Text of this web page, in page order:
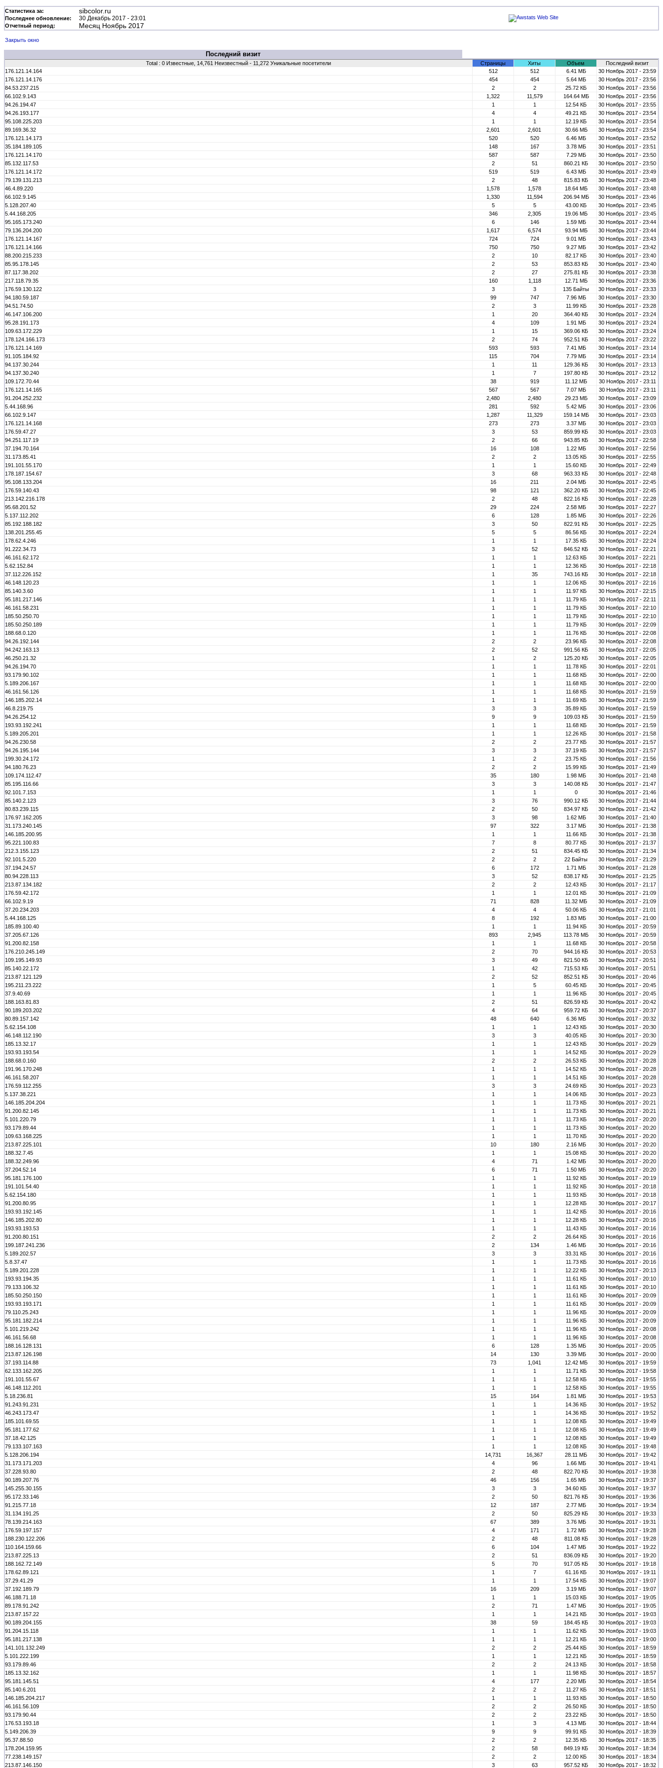
Статистика за: sibcolor.ru
Последнее обновление: 30 Декабрь 2017 - 23:01
Отчетный период: Месяц Ноябрь 2017
Закрыть окно
Последний визит
Total : 0 Известные, 14,761 Неизвестный - 11,272 Уникальные посетители Страницы Хиты Объем
Последний визит
176.121.14.164
512 512 6.41 МБ
30 Ноябрь 2017 - 23:59
176.121.14.176
454 454 5.64 МБ
30 Ноябрь 2017 - 23:56
84.53.237.215
2 2 25.72 КБ
30 Ноябрь 2017 - 23:56
66.102.9.143
1,322 11,579 164.64 МБ
30 Ноябрь 2017 - 23:56
94.26.194.47
1 1 12.54 КБ
30 Ноябрь 2017 - 23:55
94.26.193.177
4 4 49.21 КБ
30 Ноябрь 2017 - 23:54
95.108.225.203
1 1 12.19 КБ
30 Ноябрь 2017 - 23:54
89.169.36.32
2,601 2,601 30.66 МБ
30 Ноябрь 2017 - 23:54
176.121.14.173
520 520 6.46 МБ
30 Ноябрь 2017 - 23:52
35.184.189.105
148 167 3.78 МБ
30 Ноябрь 2017 - 23:51
176.121.14.170
587 587 7.29 МБ
30 Ноябрь 2017 - 23:50
85.132.117.53
2 51 860.21 КБ
30 Ноябрь 2017 - 23:50
176.121.14.172
519 519 6.43 МБ
30 Ноябрь 2017 - 23:49
79.139.131.213
2 48 815.83 КБ
30 Ноябрь 2017 - 23:48
46.4.89.220
1,578 1,578 18.64 МБ
30 Ноябрь 2017 - 23:48
66.102.9.145
1,330 11,594 206.94 МБ
30 Ноябрь 2017 - 23:46
5.128.207.40
5 5 43.00 КБ
30 Ноябрь 2017 - 23:45
5.44.168.205
346 2,305 19.06 МБ
30 Ноябрь 2017 - 23:45
95.165.173.240
6 146 1.59 МБ
30 Ноябрь 2017 - 23:44
79.136.204.200
1,617 6,574 93.94 МБ
30 Ноябрь 2017 - 23:44
176.121.14.167
724 724 9.01 МБ
30 Ноябрь 2017 - 23:43
176.121.14.166
750 750 9.27 МБ
30 Ноябрь 2017 - 23:42
88.200.215.233
2 10 82.17 КБ
30 Ноябрь 2017 - 23:40
85.95.178.145
2 53 853.83 КБ
30 Ноябрь 2017 - 23:40
87.117.38.202
2 27 275.81 КБ
30 Ноябрь 2017 - 23:38
217.118.79.35
160 1,118 12.71 МБ
30 Ноябрь 2017 - 23:36
176.59.130.122
3 3 135 Байты
30 Ноябрь 2017 - 23:33
94.180.59.187
99 747 7.96 МБ
30 Ноябрь 2017 - 23:30
94.51.74.50
2 3 11.99 КБ
30 Ноябрь 2017 - 23:28
46.147.106.200
1 20 364.40 КБ
30 Ноябрь 2017 - 23:24
95.28.191.173
4 109 1.91 МБ
30 Ноябрь 2017 - 23:24
109.63.172.229
1 15 369.06 КБ
30 Ноябрь 2017 - 23:24
178.124.166.173
2 74 952.51 КБ
30 Ноябрь 2017 - 23:22
176.121.14.169
593 593 7.41 МБ
30 Ноябрь 2017 - 23:14
91.105.184.92
115 704 7.79 МБ
30 Ноябрь 2017 - 23:14
94.137.30.244
1 11 129.36 КБ
30 Ноябрь 2017 - 23:13
94.137.30.240
1 7 197.80 КБ
30 Ноябрь 2017 - 23:12
109.172.70.44
38 919 11.12 МБ
30 Ноябрь 2017 - 23:11
176.121.14.165
567 567 7.07 МБ
30 Ноябрь 2017 - 23:11
91.204.252.232
2,480 2,480 29.23 МБ
30 Ноябрь 2017 - 23:09
5.44.168.96
281 592 5.42 МБ
30 Ноябрь 2017 - 23:06
66.102.9.147
1,287 11,329 159.14 МБ
30 Ноябрь 2017 - 23:03
176.121.14.168
273 273 3.37 МБ
30 Ноябрь 2017 - 23:03
176.59.47.27
3 53 859.99 КБ
30 Ноябрь 2017 - 23:03
94.251.117.19
2 66 943.85 КБ
30 Ноябрь 2017 - 22:58
37.194.70.164
16 108 1.22 МБ
30 Ноябрь 2017 - 22:56
31.173.85.41
2 2 13.05 КБ
30 Ноябрь 2017 - 22:55
191.101.55.170
1 1 15.60 КБ
30 Ноябрь 2017 - 22:49
178.187.154.67
3 68 963.33 КБ
30 Ноябрь 2017 - 22:48
95.108.133.204
16 211 2.04 МБ
30 Ноябрь 2017 - 22:45
176.59.140.43
98 121 362.20 КБ
30 Ноябрь 2017 - 22:45
213.142.216.178
2 48 822.16 КБ
30 Ноябрь 2017 - 22:28
95.68.201.52
29 224 2.58 МБ
30 Ноябрь 2017 - 22:27
5.137.112.202
6 128 1.85 МБ
30 Ноябрь 2017 - 22:26
85.192.188.182
3 50 822.91 КБ
30 Ноябрь 2017 - 22:25
138.201.255.45
5 5 86.56 КБ
30 Ноябрь 2017 - 22:24
178.62.4.246
1 1 17.35 КБ
30 Ноябрь 2017 - 22:24
91.222.34.73
3 52 846.52 КБ
30 Ноябрь 2017 - 22:21
46.161.62.172
1 1 12.63 КБ
30 Ноябрь 2017 - 22:21
5.62.152.84
1 1 12.36 КБ
30 Ноябрь 2017 - 22:18
37.112.226.152
1 35 743.16 КБ
30 Ноябрь 2017 - 22:18
46.148.120.23
1 1 12.06 КБ
30 Ноябрь 2017 - 22:16
85.140.3.60
1 1 11.97 КБ
30 Ноябрь 2017 - 22:15
95.181.217.146
1 1 11.79 КБ
30 Ноябрь 2017 - 22:11
46.161.58.231
1 1 11.79 КБ
30 Ноябрь 2017 - 22:10
185.50.250.70
1 1 11.79 КБ
30 Ноябрь 2017 - 22:10
185.50.250.189
1 1 11.79 КБ
30 Ноябрь 2017 - 22:09
188.68.0.120
1 1 11.76 КБ
30 Ноябрь 2017 - 22:08
94.26.192.144
2 2 23.96 КБ
30 Ноябрь 2017 - 22:08
94.242.163.13
2 52 991.56 КБ
30 Ноябрь 2017 - 22:05
46.250.21.32
1 2 125.20 КБ
30 Ноябрь 2017 - 22:05
94.26.194.70
1 1 11.78 КБ
30 Ноябрь 2017 - 22:01
93.179.90.102
1 1 11.68 КБ
30 Ноябрь 2017 - 22:00
5.189.206.167
1 1 11.68 КБ
30 Ноябрь 2017 - 22:00
46.161.56.126
1 1 11.68 КБ
30 Ноябрь 2017 - 21:59
146.185.202.14
1 1 11.69 КБ
30 Ноябрь 2017 - 21:59
46.8.219.75
3 3 35.89 КБ
30 Ноябрь 2017 - 21:59
94.26.254.12
9 9 109.03 КБ
30 Ноябрь 2017 - 21:59
193.93.192.241
1 1 11.68 КБ
30 Ноябрь 2017 - 21:59
5.189.205.201
1 1 12.26 КБ
30 Ноябрь 2017 - 21:58
94.26.230.58
2 2 23.77 КБ
30 Ноябрь 2017 - 21:57
94.26.195.144
3 3 37.19 КБ
30 Ноябрь 2017 - 21:57
199.30.24.172
1 2 23.75 КБ
30 Ноябрь 2017 - 21:56
94.180.76.23
2 2 15.99 КБ
30 Ноябрь 2017 - 21:49
109.174.112.47
35 180 1.98 МБ
30 Ноябрь 2017 - 21:48
85.195.116.66
3 3 140.08 КБ
30 Ноябрь 2017 - 21:47
92.101.7.153
1 1 0
30 Ноябрь 2017 - 21:46
85.140.2.123
3 76 990.12 КБ
30 Ноябрь 2017 - 21:44
80.83.239.115
2 50 834.97 КБ
30 Ноябрь 2017 - 21:42
176.97.162.205
3 98 1.62 МБ
30 Ноябрь 2017 - 21:40
31.173.240.145
97 322 3.17 МБ
30 Ноябрь 2017 - 21:38
146.185.200.95
1 1 11.66 КБ
30 Ноябрь 2017 - 21:38
95.221.100.83
7 8 80.77 КБ
30 Ноябрь 2017 - 21:37
212.3.155.123
2 51 834.45 КБ
30 Ноябрь 2017 - 21:34
92.101.5.220
2 2 22 Байты
30 Ноябрь 2017 - 21:29
37.194.24.57
6 172 1.71 МБ
30 Ноябрь 2017 - 21:28
80.94.228.113
3 52 838.17 КБ
30 Ноябрь 2017 - 21:25
213.87.134.182
2 2 12.43 КБ
30 Ноябрь 2017 - 21:17
176.59.42.172
1 1 12.01 КБ
30 Ноябрь 2017 - 21:09
66.102.9.19
71 828 11.32 МБ
30 Ноябрь 2017 - 21:09
37.20.234.203
4 4 50.06 КБ
30 Ноябрь 2017 - 21:01
5.44.168.125
8 192 1.83 МБ
30 Ноябрь 2017 - 21:00
185.89.100.40
1 1 11.94 КБ
30 Ноябрь 2017 - 20:59
37.205.67.126
893 2,945 113.78 МБ
30 Ноябрь 2017 - 20:59
91.200.82.158
1 1 11.68 КБ
30 Ноябрь 2017 - 20:58
176.210.245.149
2 70 944.16 КБ
30 Ноябрь 2017 - 20:53
109.195.149.93
3 49 821.50 КБ
30 Ноябрь 2017 - 20:51
85.140.22.172
1 42 715.53 КБ
30 Ноябрь 2017 - 20:51
213.87.121.129
2 52 852.51 КБ
30 Ноябрь 2017 - 20:46
195.211.23.222
1 5 60.45 КБ
30 Ноябрь 2017 - 20:45
37.9.40.69
1 1 11.96 КБ
30 Ноябрь 2017 - 20:45
188.163.81.83
2 51 826.59 КБ
30 Ноябрь 2017 - 20:42
90.189.203.202
4 64 959.72 КБ
30 Ноябрь 2017 - 20:37
80.89.157.142
48 640 6.36 МБ
30 Ноябрь 2017 - 20:32
5.62.154.108
1 1 12.43 КБ
30 Ноябрь 2017 - 20:30
46.148.112.190
3 3 40.05 КБ
30 Ноябрь 2017 - 20:30
185.13.32.17
1 1 12.43 КБ
30 Ноябрь 2017 - 20:29
193.93.193.54
1 1 14.52 КБ
30 Ноябрь 2017 - 20:29
188.68.0.160
2 2 26.53 КБ
30 Ноябрь 2017 - 20:28
191.96.170.248
1 1 14.52 КБ
30 Ноябрь 2017 - 20:28
46.161.58.207
1 1 14.51 КБ
30 Ноябрь 2017 - 20:28
176.59.112.255
3 3 24.69 КБ
30 Ноябрь 2017 - 20:23
5.137.38.221
1 1 14.06 КБ
30 Ноябрь 2017 - 20:23
146.185.204.204
1 1 11.73 КБ
30 Ноябрь 2017 - 20:21
91.200.82.145
1 1 11.73 КБ
30 Ноябрь 2017 - 20:21
5.101.220.79
1 1 11.73 КБ
30 Ноябрь 2017 - 20:20
93.179.89.44
1 1 11.73 КБ
30 Ноябрь 2017 - 20:20
109.63.168.225
1 1 11.70 КБ
30 Ноябрь 2017 - 20:20
213.87.225.101
10 180 2.16 МБ
30 Ноябрь 2017 - 20:20
188.32.7.45
1 1 15.08 КБ
30 Ноябрь 2017 - 20:20
188.32.249.96
4 71 1.42 МБ
30 Ноябрь 2017 - 20:20
37.204.52.14
6 71 1.50 МБ
30 Ноябрь 2017 - 20:20
95.181.176.100
1 1 11.92 КБ
30 Ноябрь 2017 - 20:19
191.101.54.40
1 1 11.92 КБ
30 Ноябрь 2017 - 20:18
5.62.154.180
1 1 11.93 КБ
30 Ноябрь 2017 - 20:18
91.200.80.95
1 1 12.28 КБ
30 Ноябрь 2017 - 20:17
193.93.192.145
1 1 11.42 КБ
30 Ноябрь 2017 - 20:16
146.185.202.80
1 1 12.28 КБ
30 Ноябрь 2017 - 20:16
193.93.193.53
1 1 11.43 КБ
30 Ноябрь 2017 - 20:16
91.200.80.151
2 2 26.64 КБ
30 Ноябрь 2017 - 20:16
199.187.241.236
2 134 1.46 МБ
30 Ноябрь 2017 - 20:16
5.189.202.57
3 3 33.31 КБ
30 Ноябрь 2017 - 20:16
5.8.37.47
1 1 11.73 КБ
30 Ноябрь 2017 - 20:16
5.189.201.228
1 1 12.22 КБ
30 Ноябрь 2017 - 20:13
193.93.194.35
1 1 11.61 КБ
30 Ноябрь 2017 - 20:10
79.133.106.32
1 1 11.61 КБ
30 Ноябрь 2017 - 20:10
185.50.250.150
1 1 11.61 КБ
30 Ноябрь 2017 - 20:09
193.93.193.171
1 1 11.61 КБ
30 Ноябрь 2017 - 20:09
79.110.25.243
1 1 11.96 КБ
30 Ноябрь 2017 - 20:09
95.181.182.214
1 1 11.96 КБ
30 Ноябрь 2017 - 20:09
5.101.219.242
1 1 11.96 КБ
30 Ноябрь 2017 - 20:08
46.161.56.68
1 1 11.96 КБ
30 Ноябрь 2017 - 20:08
188.16.128.131
6 128 1.35 МБ
30 Ноябрь 2017 - 20:05
213.87.126.198
14 130 3.39 МБ
30 Ноябрь 2017 - 20:00
37.193.114.88
73 1,041 12.42 МБ
30 Ноябрь 2017 - 19:59
62.133.162.205
1 1 11.71 КБ
30 Ноябрь 2017 - 19:58
191.101.55.67
1 1 12.58 КБ
30 Ноябрь 2017 - 19:55
46.148.112.201
1 1 12.58 КБ
30 Ноябрь 2017 - 19:55
5.18.236.81
15 164 1.81 МБ
30 Ноябрь 2017 - 19:53
91.243.91.231
1 1 14.36 КБ
30 Ноябрь 2017 - 19:52
46.243.173.47
1 1 14.36 КБ
30 Ноябрь 2017 - 19:52
185.101.69.55
1 1 12.08 КБ
30 Ноябрь 2017 - 19:49
95.181.177.62
1 1 12.08 КБ
30 Ноябрь 2017 - 19:49
37.18.42.125
1 1 12.08 КБ
30 Ноябрь 2017 - 19:49
79.133.107.163
1 1 12.08 КБ
30 Ноябрь 2017 - 19:48
5.128.206.194
14,731 16,367 28.11 МБ
30 Ноябрь 2017 - 19:42
31.173.171.203
4 96 1.66 МБ
30 Ноябрь 2017 - 19:41
37.228.93.80
2 48 822.70 КБ
30 Ноябрь 2017 - 19:38
90.189.207.76
46 156 1.65 МБ
30 Ноябрь 2017 - 19:37
145.255.30.155
3 3 34.60 КБ
30 Ноябрь 2017 - 19:37
95.172.33.146
2 50 821.76 КБ
30 Ноябрь 2017 - 19:36
91.215.77.18
12 187 2.77 МБ
30 Ноябрь 2017 - 19:34
31.134.191.25
2 50 825.29 КБ
30 Ноябрь 2017 - 19:33
78.139.214.163
67 389 3.76 МБ
30 Ноябрь 2017 - 19:31
176.59.197.157
4 171 1.72 МБ
30 Ноябрь 2017 - 19:28
188.230.122.206
2 48 811.08 КБ
30 Ноябрь 2017 - 19:28
110.164.159.66
6 104 1.47 МБ
30 Ноябрь 2017 - 19:22
213.87.225.13
2 51 836.09 КБ
30 Ноябрь 2017 - 19:20
188.162.72.149
5 70 917.05 КБ
30 Ноябрь 2017 - 19:18
178.62.89.121
1 7 61.16 КБ
30 Ноябрь 2017 - 19:11
37.29.41.29
1 1 17.54 КБ
30 Ноябрь 2017 - 19:07
37.192.189.79
16 209 3.19 МБ
30 Ноябрь 2017 - 19:07
46.188.71.18
1 1 15.03 КБ
30 Ноябрь 2017 - 19:05
89.178.91.242
2 71 1.47 МБ
30 Ноябрь 2017 - 19:05
213.87.157.22
1 1 14.21 КБ
30 Ноябрь 2017 - 19:03
90.189.204.155
38 59 184.45 КБ
30 Ноябрь 2017 - 19:03
91.204.15.118
1 1 11.62 КБ
30 Ноябрь 2017 - 19:03
95.181.217.138
1 1 12.21 КБ
30 Ноябрь 2017 - 19:00
141.101.132.249
2 2 25.44 КБ
30 Ноябрь 2017 - 18:59
5.101.222.199
1 1 12.21 КБ
30 Ноябрь 2017 - 18:59
93.179.89.46
2 2 24.13 КБ
30 Ноябрь 2017 - 18:58
185.13.32.162
1 1 11.98 КБ
30 Ноябрь 2017 - 18:57
95.181.145.51
4 177 2.20 МБ
30 Ноябрь 2017 - 18:54
85.140.6.201
2 2 11.27 КБ
30 Ноябрь 2017 - 18:51
146.185.204.217
1 1 11.93 КБ
30 Ноябрь 2017 - 18:50
46.161.56.109
2 2 26.50 КБ
30 Ноябрь 2017 - 18:50
93.179.90.44
2 2 23.22 КБ
30 Ноябрь 2017 - 18:50
176.53.193.18
1 3 4.13 МБ
30 Ноябрь 2017 - 18:44
5.149.206.39
9 9 99.91 КБ
30 Ноябрь 2017 - 18:39
95.37.88.50
2 2 12.35 КБ
30 Ноябрь 2017 - 18:35
178.204.159.95
2 58 849.19 КБ
30 Ноябрь 2017 - 18:34
77.238.149.157
2 2 12.00 КБ
30 Ноябрь 2017 - 18:34
213.87.146.150
3 63 957.52 КБ 30 Ноябрь 2017 - 18:32